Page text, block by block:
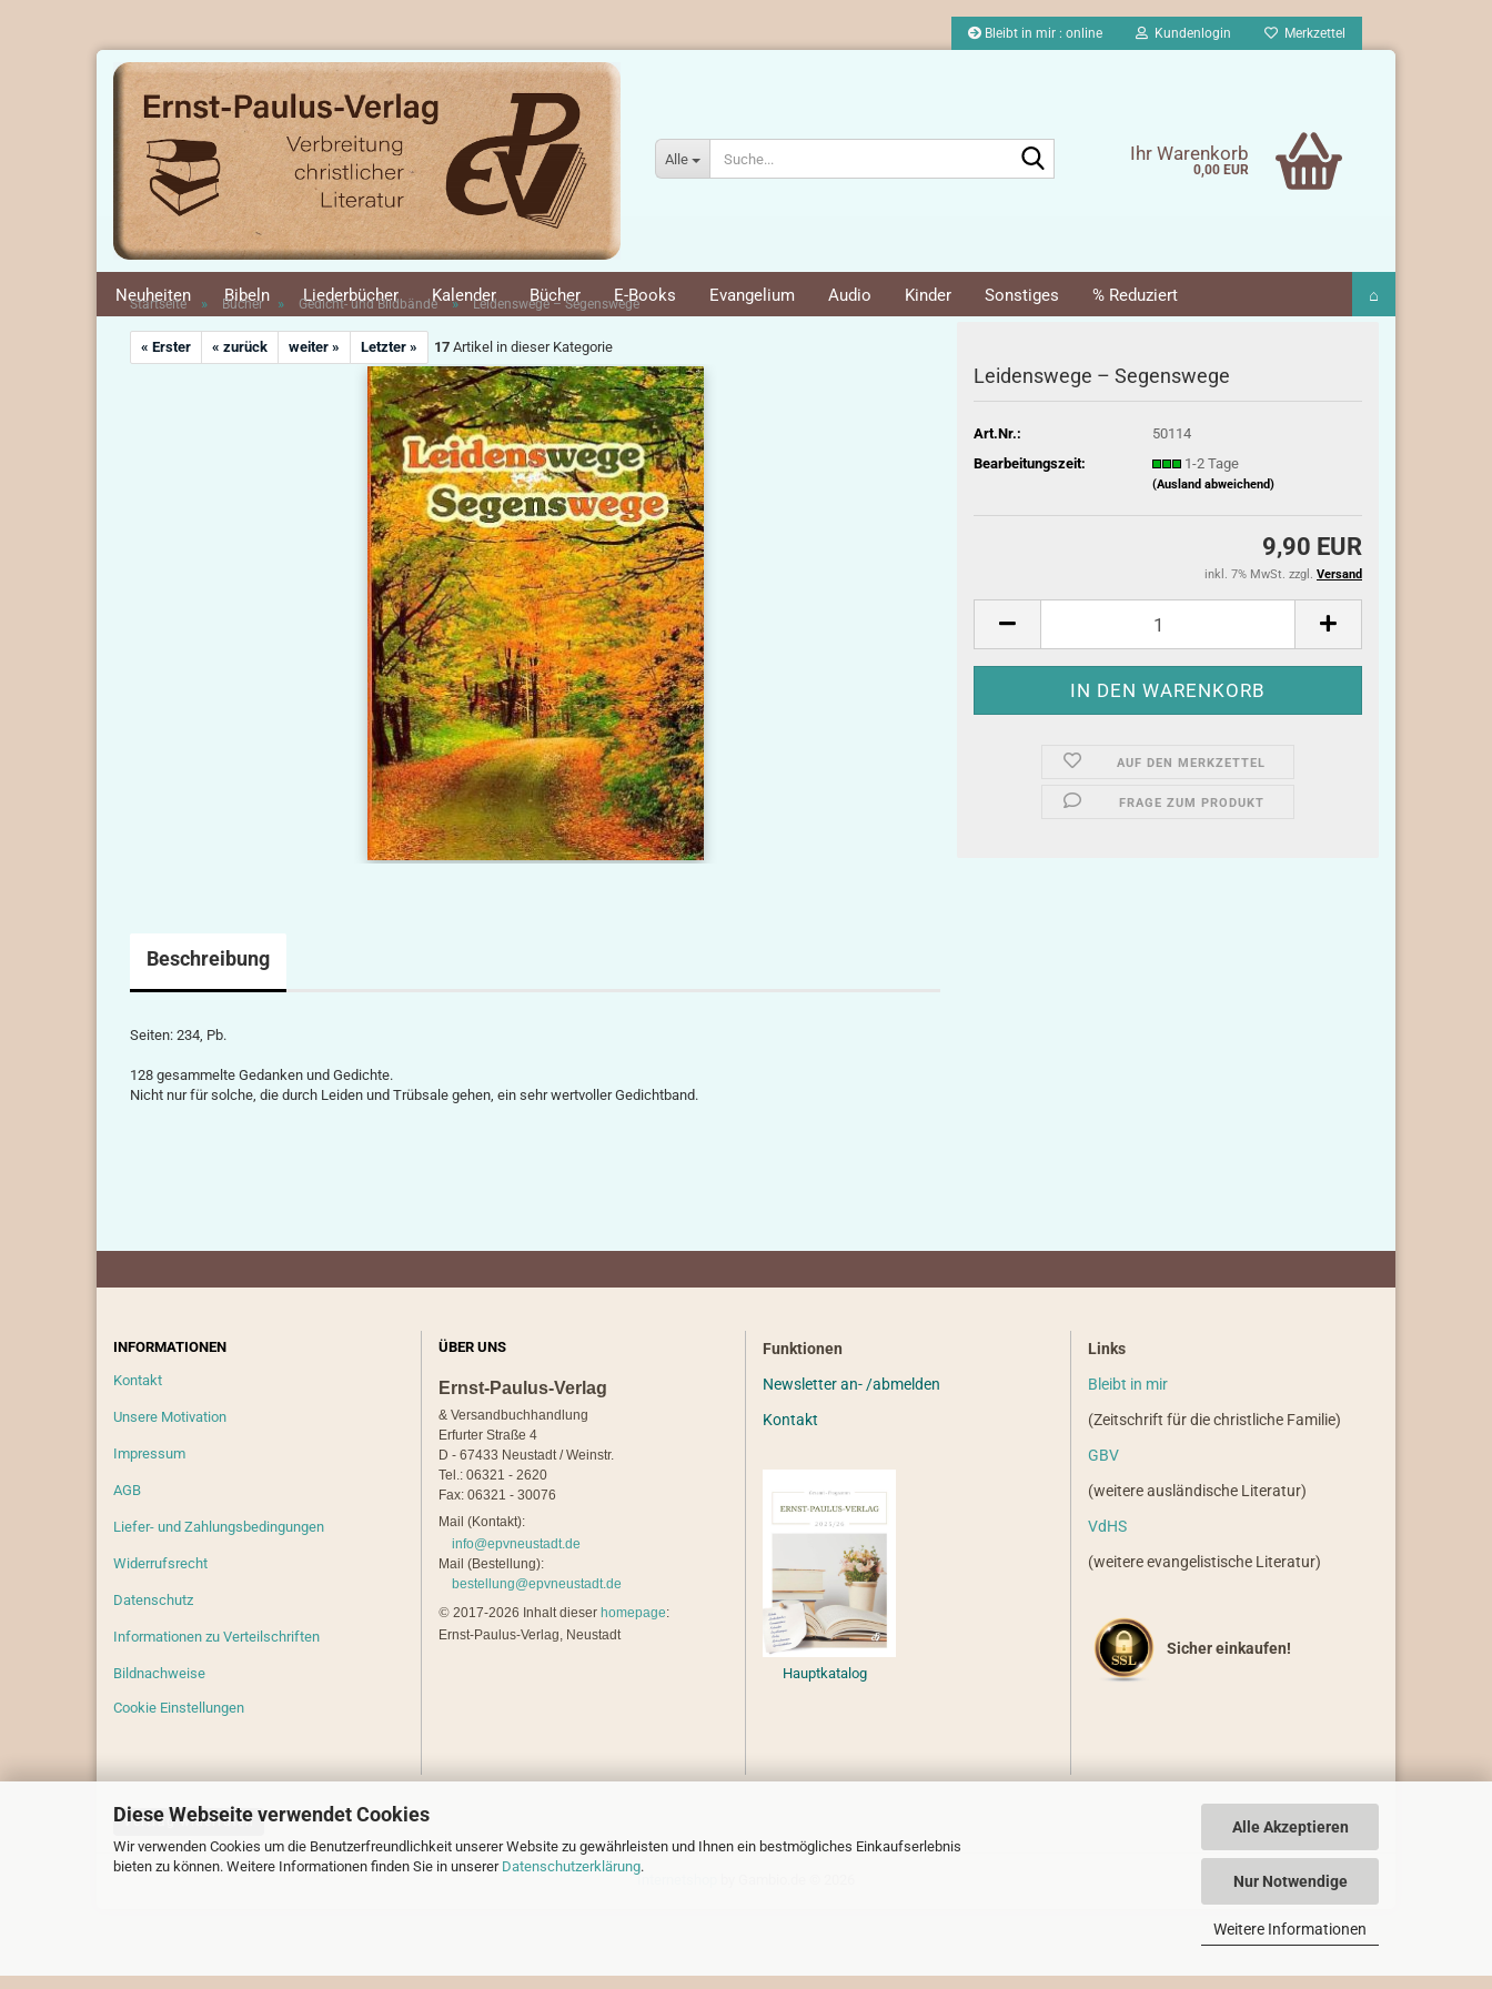
Diese Webseite verwendet Cookies
Wir verwenden Cookies um die Benutzerfreundlichkeit unserer Website zu gewährleisten und Ihnen ein bestmögliches Einkaufserlebnis
bieten zu können. Weitere Informationen finden Sie in unserer Datenschutzerklärung.
Alle Akzeptieren
Nur Notwendige
Weitere Informationen
Bleibt in mir : online Kundenlogin Merkzettel
Alle Ihr Warenkorb
0,00 EUR
Neuheiten Bibeln Liederbücher Kalender Bücher E-Books Evangelium Audio Kinder Sonstiges % Reduziert ⌂
Startseite » Bücher » Gedicht- und Bildbände » Leidenswege – Segenswege
« Erster « zurück weiter » Letzter » 17 Artikel in dieser Kategorie
Leidenswege – Segenswege
Art.Nr.:
50114
Bearbeitungszeit:
1-2 Tage
(Ausland abweichend)
9,90 EUR
inkl. 7% MwSt. zzgl. Versand
AUF DEN MERKZETTEL
FRAGE ZUM PRODUKT
Beschreibung
Seiten: 234, Pb.
128 gesammelte Gedanken und Gedichte.
Nicht nur für solche, die durch Leiden und Trübsale gehen, ein sehr wertvoller Gedichtband.
INFORMATIONEN
Kontakt
Unsere Motivation
Impressum
AGB
Liefer- und Zahlungsbedingungen
Widerrufsrecht
Datenschutz
Informationen zu Verteilschriften
Bildnachweise
Cookie Einstellungen
ÜBER UNS
Ernst-Paulus-Verlag
& Versandbuchhandlung
Erfurter Straße 4
D - 67433 Neustadt / Weinstr.
Tel.: 06321 - 2620
Fax: 06321 - 30076
Mail (Kontakt):
info@epvneustadt.de
Mail (Bestellung):
bestellung@epvneustadt.de
© 2017-2026 Inhalt dieser homepage:
Ernst-Paulus-Verlag, Neustadt
Funktionen
Newsletter an- /abmelden
Kontakt
Hauptkatalog
Links
Bleibt in mir
(Zeitschrift für die christliche Familie)
GBV
(weitere ausländische Literatur)
VdHS
(weitere evangelistische Literatur)
Sicher einkaufen!
Vertrag widerrufen
Internetshop